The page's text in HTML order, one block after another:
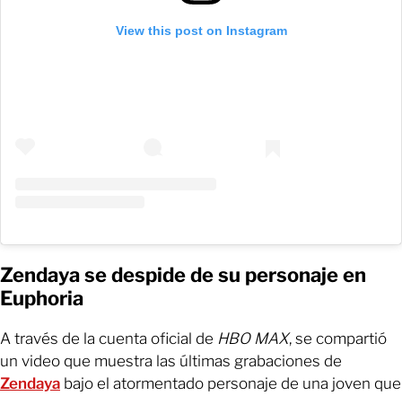
View this post on Instagram
Zendaya se despide de su personaje en
Euphoria
A través de la cuenta oficial de HBO MAX, se compartió
un video que muestra las últimas grabaciones de
Zendaya bajo el atormentado personaje de una joven que